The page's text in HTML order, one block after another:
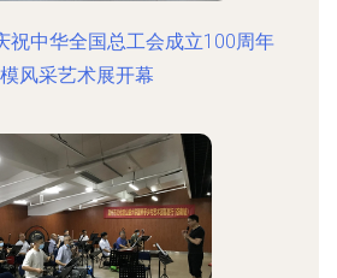
祝中华全国总工会成立100周年
风采艺术展开幕